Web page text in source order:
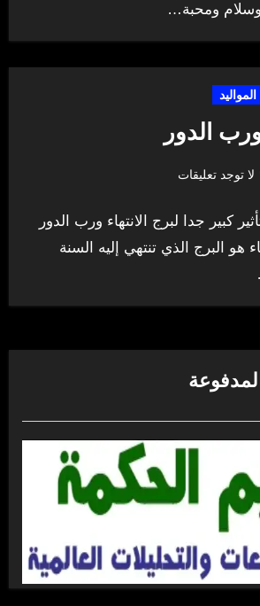
ومحبة…
المواليد
ورب الدور
لا توجد تعليقات
كبير جدا لبرج الانتهاء ورب الدور
هو البرج الذي تنتهي إليه السنة